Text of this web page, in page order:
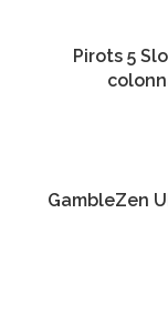
Pirots 5
GambleZen